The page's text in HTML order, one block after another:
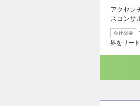
アクセン
スコンサ
会社概要
界をリー